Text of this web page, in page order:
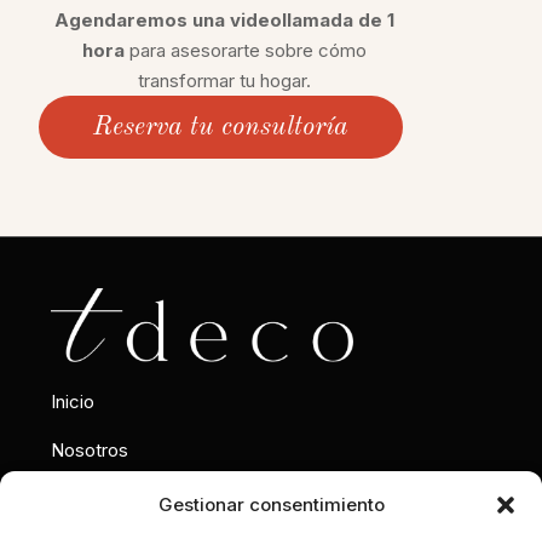
Gestionar consentimiento
Agendaremos una videollamada de 1
hora para asesorarte sobre cómo
transformar tu hogar.
Reserva tu consultoría
Inicio
Nosotros